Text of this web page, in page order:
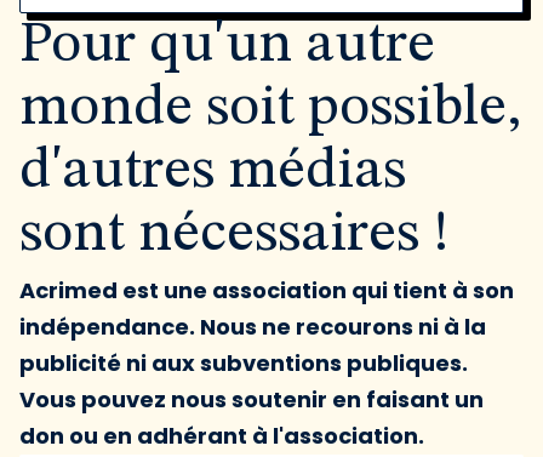
Pour qu'un autre
monde soit possible,
d'autres médias
sont nécessaires !
Acrimed est une association qui tient à son
indépendance. Nous ne recourons ni à la
publicité ni aux subventions publiques.
Vous pouvez nous soutenir en faisant un
don ou en adhérant à l'association.